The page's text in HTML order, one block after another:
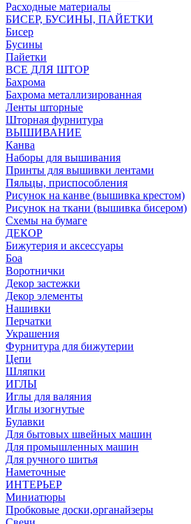
Расходные материалы
БИСЕР, БУСИНЫ, ПАЙЕТКИ
Бисер
Бусины
Пайетки
ВСЕ ДЛЯ ШТОР
Бахрома
Бахрома металлизированная
Ленты шторные
Шторная фурнитура
ВЫШИВАНИЕ
Канва
Наборы для вышивания
Принты для вышивки лентами
Пяльцы, приспособления
Рисунок на канве (вышивка крестом)
Рисунок на ткани (вышивка бисером)
Схемы на бумаге
ДЕКОР
Бижутерия и аксессуары
Боа
Воротнички
Декор застежки
Декор элементы
Нашивки
Перчатки
Украшения
Фурнитура для бижутерии
Цепи
Шляпки
ИГЛЫ
Иглы для валяния
Иглы изогнутые
Булавки
Для бытовых швейных машин
Для промышленных машин
Для ручного шитья
Наметочные
ИНТЕРЬЕР
Миниатюры
Пробковые доски,органайзеры